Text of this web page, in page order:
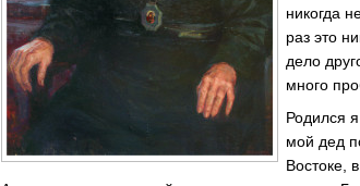
никогда
раз это
дело
много
Родился
мой дед
Востоке,